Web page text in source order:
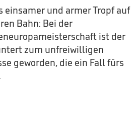
einsamer und armer Tropf auf
Bahn: Bei der
ist der
zum unfreiwilligen
geworden, die ein Fall fürs